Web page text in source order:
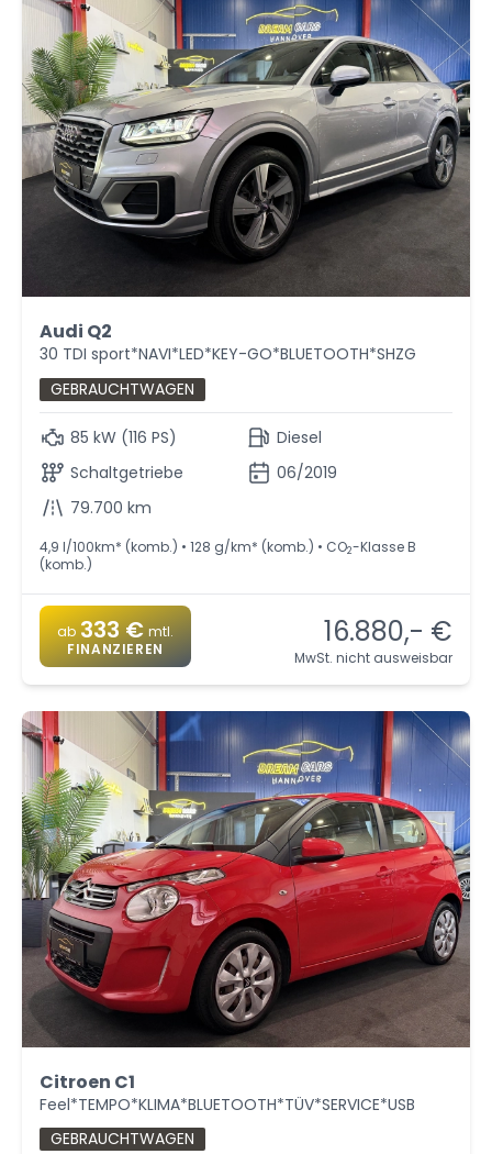
Audi Q2
30 TDI sport*NAVI*LED*KEY-GO*BLUETOOTH*SHZG
GEBRAUCHTWAGEN
85 kW (116 PS)
Schaltgetriebe
79.700 km
Diesel
06/2019
4,9 l/100km* (komb.) • 128 g/km* (komb.) • CO2-Klasse B
(komb.)
ab 333 € mtl.
FINANZIEREN
16.880,- €
MwSt. nicht ausweisbar
Citroen C1
Feel*TEMPO*KLIMA*BLUETOOTH*TÜV*SERVICE*USB
GEBRAUCHTWAGEN